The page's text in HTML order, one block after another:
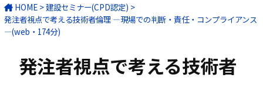
HOME >建設セミナー(CPD認定) >
発注者視点で考える技術者倫理 ―現場での判断・責任・コンプライアンス
―(web・174分)
発注者視点で考える技術者